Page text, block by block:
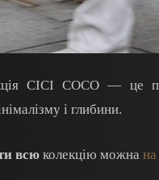
CICI COCO — це
і глибини.
всю колекцію можна на